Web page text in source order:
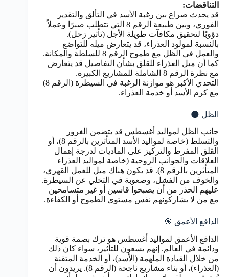
التناقضات:
قد يحدث صراع بين رغبة الأسد في التألق والتقدير
الفوري، وبين طبيعة الرقم 8 التي تتطلب صبرًا وعملاً
دؤوبًا لتحقيق مكافآت طويلة الأجل (تأثير زحل).
بالنسبة لمولود العذراء، قد يتعارض ميله للتواضع
والعمل في الظل مع طموح الرقم 8 للسلطة والمكانة.
كما أن ميل العذراء للقلق بشأن التفاصيل قد يتعارض
مع نظرة الرقم 8 الشاملة للمشاريع الكبيرة.
التحدي الأكبر هو موازنة الرغبة في السيطرة (الرقم 8)
مع كرم الأسد أو خدمة العذراء.
الظل 🌑
جانب الظل لمواليد أغسطس قد يتضمن الغرور
والتسلط (خاصة لمواليد الأسد المتأثرين بالرقم 8)، أو
القلق المفرط والتركيز على الماديات لدرجة إهمال
العلاقات والجوانب الروحية (خاصة لمواليد العذراء
المتأثرين بالرقم 8). قد يكون هناك ميل للعمل القهري،
والخوف من الفشل، وصعوبة في التخلي عن السيطرة.
عليهم الحذر من أن يصبحوا قاسين أو غير متسامحين
مع من لا يشاركونهم نفس مستوى الطموح أو الكفاءة.
الدافع الأعمق 🎯
الدافع الأعمق لمواليد أغسطس هو ترك بصمة قوية
ودائمة في العالم. إنهم يسعون للتأثير، سواء كان ذلك
من خلال القيادة الملهمة (الأسد)، أو الخدمة المتقنة
(العذراء)، أو بناء مشاريع ناجحة (الرقم 8). يريدون أن